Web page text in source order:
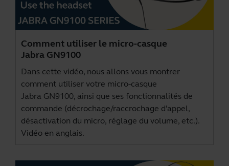
Comment utiliser le micro-casque
Jabra GN9100
Dans cette vidéo, nous allons vous montrer
comment utiliser votre micro-casque
Jabra GN9100, ainsi que ses fonctionnalités de
commande (décrochage/raccrochage d'appel,
désactivation du micro, réglage du volume, etc.).
Vidéo en anglais.